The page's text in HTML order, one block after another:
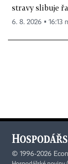
stravy slibuje
6. 8. 2026 ▪ 16:13
© 1996-2026